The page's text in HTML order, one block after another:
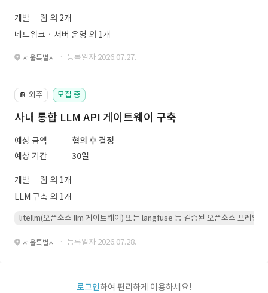
개발
웹 외 2개
네트워크ㆍ서버 운영 외 1개
서울특별시 · 등록일자 2026.07.27.
📔 외주 모집 중
사내 통합 LLM API 게이트웨이 구축
예상 금액
협의 후 결정
예상 기간
30일
개발
웹 외 1개
LLM 구축 외 1개
litellm(오픈소스 llm 게이트웨이) 또는 langfuse 등 검증된 오픈소스 프레임워
서울특별시 · 등록일자 2026.07.28.
로그인하여 편리하게 이용하세요!